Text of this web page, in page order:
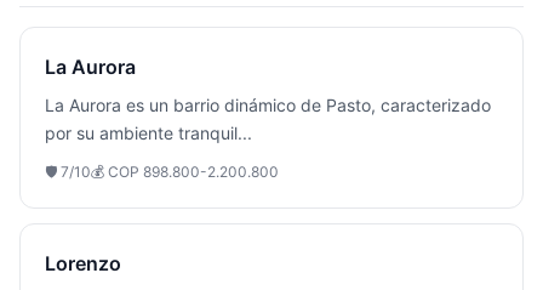
La Aurora
La Aurora es un barrio dinámico de Pasto, caracterizado
por su ambiente tranquil...
🛡️ 7/10💰 COP 898.800-2.200.800
Lorenzo